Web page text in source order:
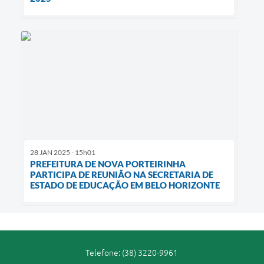
28 JAN 2025 - 15h01
PREFEITURA DE NOVA PORTEIRINHA
PARTICIPA DE REUNIÃO NA SECRETARIA DE
ESTADO DE EDUCAÇÃO EM BELO HORIZONTE
Telefone: (38) 3220-9961